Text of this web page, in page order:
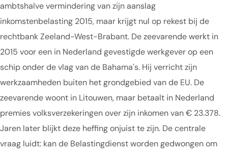
ambtshalve vermindering van zijn aanslag
inkomstenbelasting 2015, maar krijgt nul op rekest bij de
rechtbank Zeeland-West-Brabant. De zeevarende werkt in
2015 voor een in Nederland gevestigde werkgever op een
schip onder de vlag van de Bahama's. Hij verricht zijn
werkzaamheden buiten het grondgebied van de EU. De
zeevarende woont in Litouwen, maar betaalt in Nederland
premies volksverzekeringen over zijn inkomen van € 23.378.
Jaren later blijkt deze heffing onjuist te zijn. De centrale
vraag luidt: kan de Belastingdienst worden gedwongen om